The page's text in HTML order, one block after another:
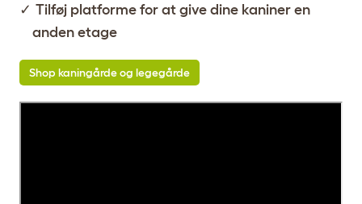
Tilføj platforme for at give dine kaniner en
anden etage
Shop kaningårde og legegårde